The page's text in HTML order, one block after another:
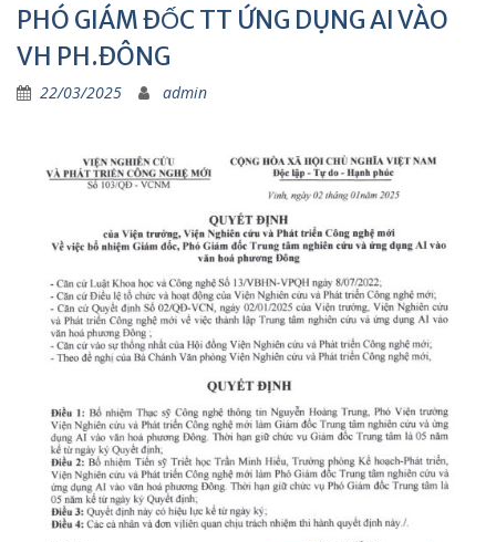
PHÓ GIÁM ĐỐC TT ỨNG DỤNG AI VÀO
VH PH.ĐÔNG
22/03/2025 admin